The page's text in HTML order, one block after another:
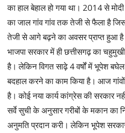
का हाल बेहाल हो गया था। 2014 से
का जाल गांव गांव तक तेजी से फैला है
तेजी से आगे बढ़ने का अवसर प्राप्त हुआ है।
भाजपा सरकार में ही छत्तीसगढ़ का
है। लेकिन विगत साढ़े 4 वर्षों में भूपेश
बदहाल करने का काम किया है। आज गांवों
है। कोई नया कार्य कांग्रेस की सरकार
सर्वे सुची के अनुसार गरीबों के मकान का
अनुमति प्रदान करी। लेकिन भूपेश